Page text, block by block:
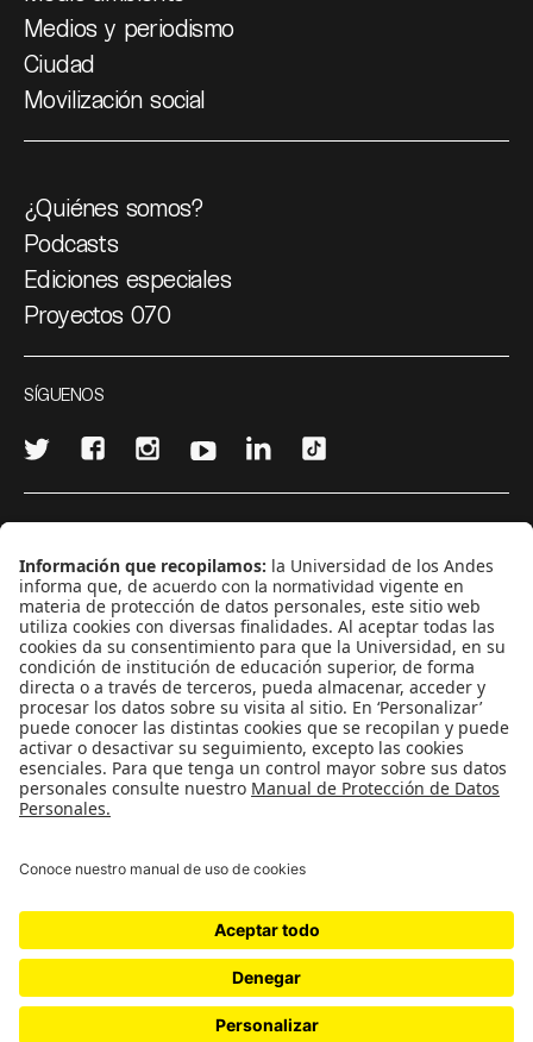
Medios y periodismo
Ciudad
Movilización social
¿Quiénes somos?
Podcasts
Ediciones especiales
Proyectos 070
SÍGUENOS
CONTÁCTANOS
cerosetenta@uniandes.edu.co
BOGOTÁ, COLOMBIA
NEWSLETTER